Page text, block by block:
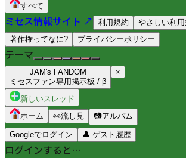
すべて
ミセス情報サイト ↗ 利用規約 やさしい利用
著作権ってなに?
プライバシーポリシー
テーマ
JAM's FANDOM
ミセスファン専用掲示板 / β
×
新しいスレッド
ホーム
👀流し見 📷アルバム
Googleでログイン 👤 ゲスト履歴
ログインすると…